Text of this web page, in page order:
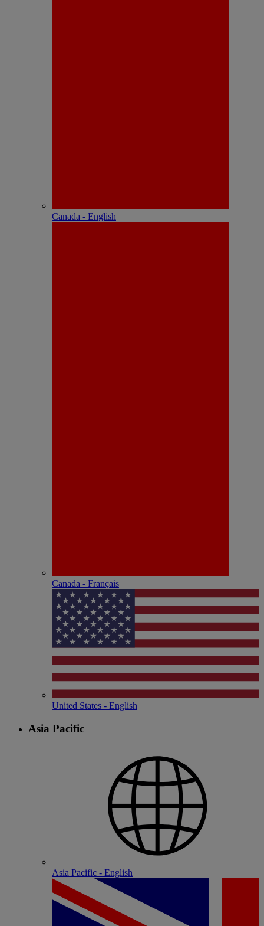
Canada - English
Canada - Français
United States - English
Asia Pacific
Asia Pacific - English